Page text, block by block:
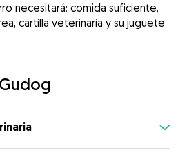
necesitará: comida suficiente,
cartilla veterinaria y su juguete